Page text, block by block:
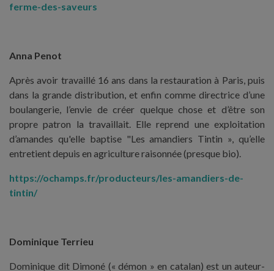
ferme-des-saveurs
Anna Penot
Après avoir travaillé 16 ans dans la restauration à Paris, puis
dans la grande distribution, et enfin comme directrice d’une
boulangerie, l’envie de créer quelque chose et d’être son
propre patron la travaillait. Elle reprend une exploitation
d’amandes qu'elle baptise "Les amandiers Tintin », qu’elle
entretient depuis en agriculture raisonnée (presque bio).
https://ochamps.fr/producteurs/les-amandiers-de-
tintin/
Dominique Terrieu
Dominique dit Dimoné (« démon » en catalan) est un auteur-